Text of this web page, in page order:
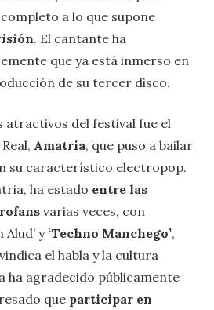
a lo que supone
. El cantante ha
que ya está inmerso en
de su tercer disco.
atractivos del festival fue el
Amatria, que puso a bailar
su característico electropop.
ha estado entre las
varias veces, con
Alud’ y‘Techno Manchego’,
el habla y la cultura
ha agradecido públicamente
que participar en